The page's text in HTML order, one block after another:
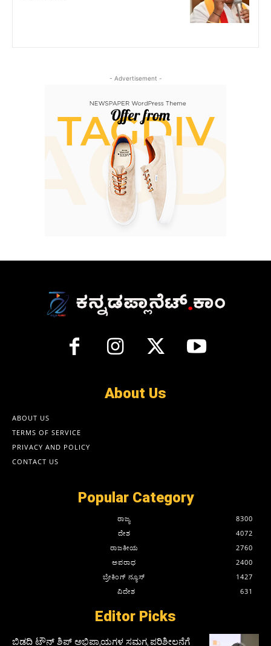
- Advertisement -
About Us
ABOUT US
TERMS OF SERVICE
PRIVACY AND POLICY
CONTACT US
Popular Category
ರಾಜ್ಯ
8300
ದೇಶ
4072
ರಾಜಕೀಯ
2760
ಅಪರಾಧ
2400
ಬ್ರೇಕಿಂಗ್ ನ್ಯೂಸ್
1427
ವಿದೇಶ
631
Editor Picks
ಬಿಡದಿ ಟೌನ್ ಶಿಪ್ ಅಭಿಪ್ರಾಯಗಳ ಸಮಗ್ರ ಪರಿಶೀಲನೆಗೆ